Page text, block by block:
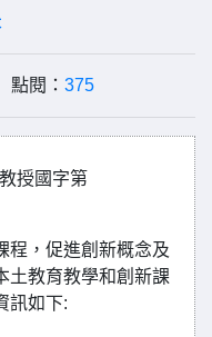
閱： 375
授國字第
程，促進創新概念及
土教育教學和創新課
訊如下: